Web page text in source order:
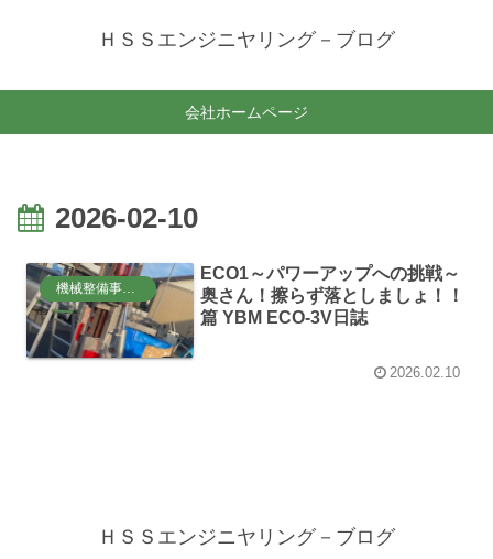
ＨＳＳエンジニヤリング－ブログ
会社ホームページ
2026-02-10
機械整備事業部
ECO1～パワーアップへの挑戦～
奥さん！擦らず落としましょ！！
篇 YBM ECO-3V日誌
2026.02.10
ＨＳＳエンジニヤリング－ブログ